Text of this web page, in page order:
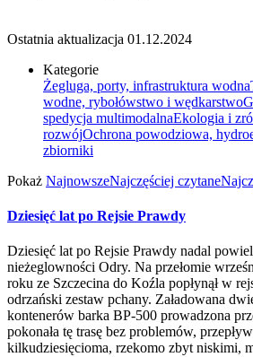
Ostatnia aktualizacja 01.12.2024
Kategorie
Żegluga, porty, infrastruktura wodna
wodne, rybołówstwo i wędkarstwo
spedycja multimodalnaEkologia i
rozwójOchrona powodziowa,
zbiorniki
Pokaż NajnowszeNajczęściej czytane
Dziesięć lat po Rejsie Prawdy
Dziesięć lat po Rejsie Prawdy nadal
nieżeglowności Odry. Na przełomie
roku ze Szczecina do Koźla popłynął w
odrzański zestaw pchany. Załadowana
kontenerów barka BP-500 prowadzona
pokonała tę trasę bez problemów,
kilkudziesięcioma, rzekomo zbyt niskimi,